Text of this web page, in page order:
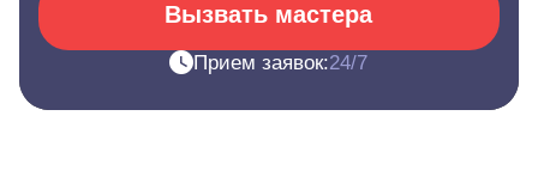
Вызвать мастера
Прием заявок:24/7